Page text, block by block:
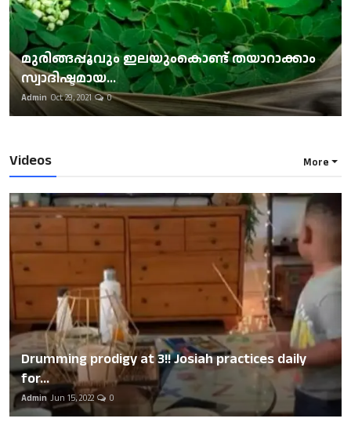
മുരിങ്ങപ്പൂവും ഇലയുംകൊണ്ട് തയാറാക്കാം
സ്വാദിഷ്ടമായ...
Admin Oct 29, 2021 0
Videos More
Drumming prodigy at 3!! Josiah practices daily
for...
Admin Jun 15, 2022 0